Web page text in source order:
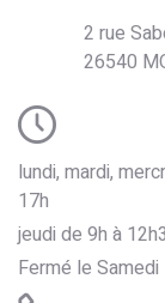
2 rue
26540
lundi, mardi,
17h
jeudi de 9h à
Fermé le Samedi